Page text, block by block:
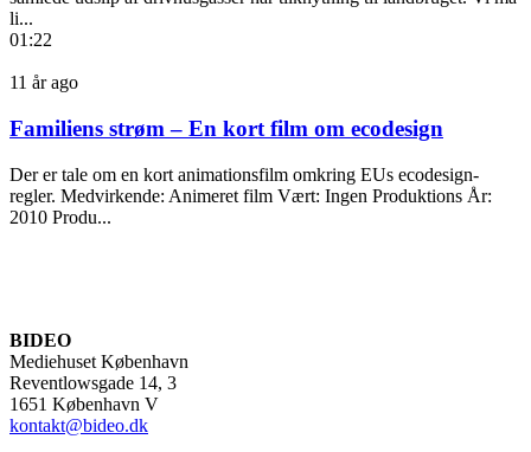
li...
01:22
11 år ago
Familiens strøm – En kort film om ecodesign
Der er tale om en kort animationsfilm omkring EUs ecodesign-
regler. Medvirkende: Animeret film Vært: Ingen Produktions År:
2010 Produ...
BIDEO
Mediehuset København
Reventlowsgade 14, 3
1651 København V
kontakt@bideo.dk